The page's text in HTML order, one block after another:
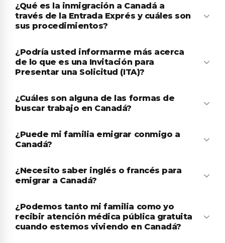
¿Qué es la inmigración a Canadá a
través de la Entrada Exprés y cuáles son
sus procedimientos?
¿Podría usted informarme más acerca
de lo que es una Invitación para
Presentar una Solicitud (ITA)?
¿Cuáles son alguna de las formas de
buscar trabajo en Canadá?
¿Puede mi familia emigrar conmigo a
Canadá?
¿Necesito saber inglés o francés para
emigrar a Canadá?
¿Podemos tanto mi familia como yo
recibir atención médica pública gratuita
cuando estemos viviendo en Canadá?